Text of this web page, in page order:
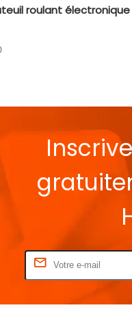
roulant électronique